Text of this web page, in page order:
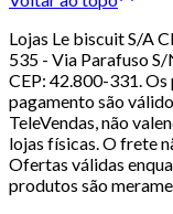
Lojas Le biscuit S/A
535 - Via Parafuso
CEP: 42.800-331. Os
pagamento são
TeleVendas, não
lojas físicas. O frete
Ofertas válidas
produtos são